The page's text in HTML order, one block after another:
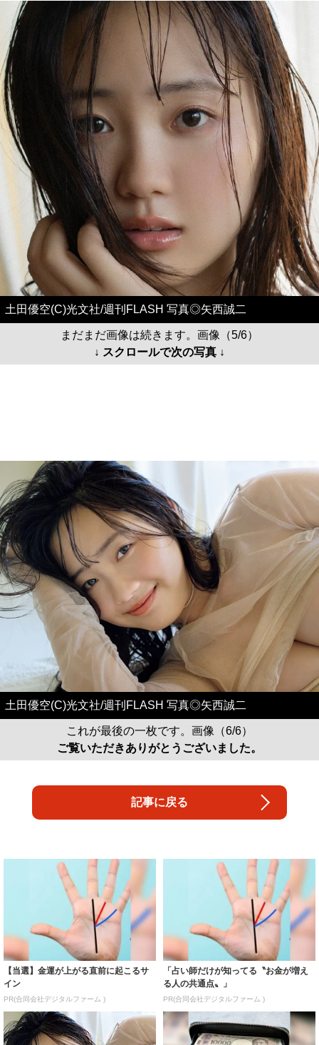
土田優空(C)光文社/週刊FLASH 写真◎矢西誠二
まだまだ画像は続きます。画像（5/6）
↓ スクロールで次の写真 ↓
土田優空(C)光文社/週刊FLASH 写真◎矢西誠二
これが最後の一枚です。画像（6/6）
ご覧いただきありがとうございました。
記事に戻る
【当選】金運が上がる直前に起こるサ
イン
PR(合同会社デジタルファーム )
「占い師だけが知ってる〝お金が増え
る人の共通点〟」
PR(合同会社デジタルファーム )